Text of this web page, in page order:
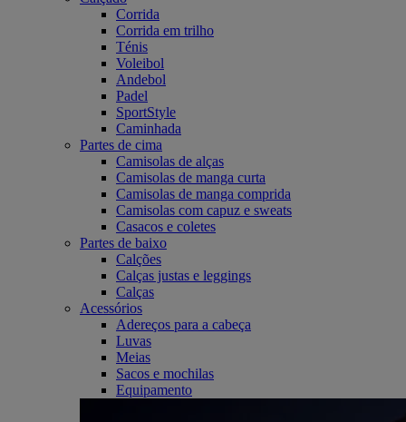
Corrida
Corrida em trilho
Ténis
Voleibol
Andebol
Padel
SportStyle
Caminhada
Partes de cima
Camisolas de alças
Camisolas de manga curta
Camisolas de manga comprida
Camisolas com capuz e sweats
Casacos e coletes
Partes de baixo
Calções
Calças justas e leggings
Calças
Acessórios
Adereços para a cabeça
Luvas
Meias
Sacos e mochilas
Equipamento